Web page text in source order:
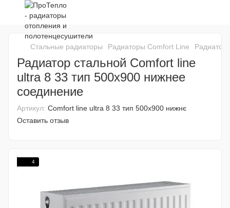
Стальные радиаторы Радиаторы Comfort Line Радиатор
Радиатор стальной Comfort line
ultra 8 33 тип 500х900 нижнее
соединение
Артикул: Comfort line ultra 8 33 тип 500х900 нижнє
Оставить отзыв
4